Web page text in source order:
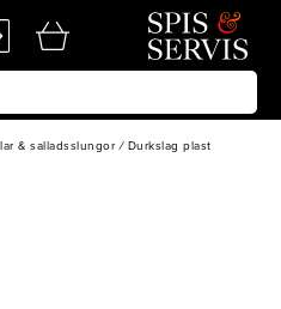
& salladsslungor / Durkslag plast